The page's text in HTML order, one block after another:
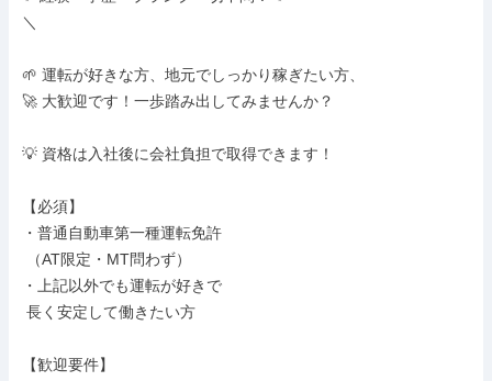
＼
🌱 運転が好きな方、地元でしっかり稼ぎたい方、
🚀 大歓迎です！一歩踏み出してみませんか？
💡 資格は入社後に会社負担で取得できます！
【必須】
・普通自動車第一種運転免許
・上記以外でも運転が好きで
【歓迎要件】